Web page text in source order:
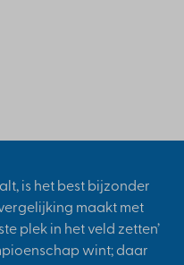
is het best bijzonder
maakt met
plek in het veld zetten’
wint; daar